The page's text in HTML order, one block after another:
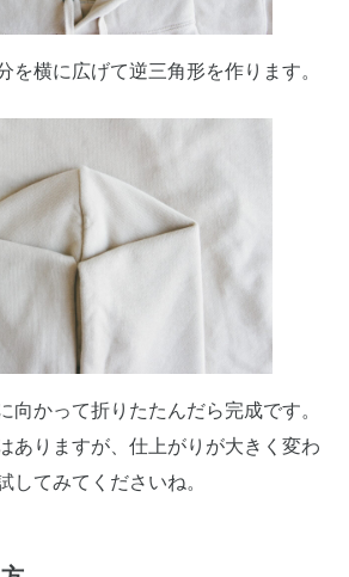
を横に広げて逆三角形を作ります。
向かって折りたたんだら完成です。
ありますが、仕上がりが大きく変わ
してみてくださいね。